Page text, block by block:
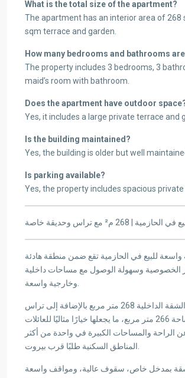
What is the total size of the apartment?
The apartment has an interior area of 268
sqm terrace and garden.
How many bedrooms and bathrooms
The property includes 3 bedrooms, 3
maid’s room with bathroom.
Does the apartment have outdoor
Yes, it includes a large private terrace and
Is the building maintained?
Yes, the building is older but well
Is parking available?
Yes, the property includes spacious private
| 268 م² مع تراس وحديقة خاصة
للبيع في الحازمية تقع ضمن منطقة هادئة
الخصوصية وسهولة الوصول مع مساحات داخلية
تبلغ مساحة الشقة الداخلية 268 متر مربع بالإضافة إلى تراس
وحديقة بمساحة 266 متر مربع، ما يجعلها خيارًا مثاليًا للعائلات
عن الراحة والمساحات الكبيرة في واحدة من أكثر
بمدخل خاص، سقوف عالية، ومواقف واسعة